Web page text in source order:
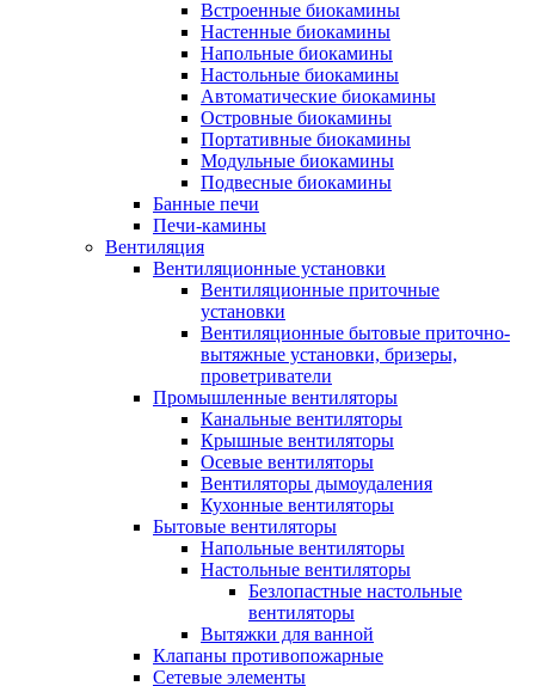
Встроенные биокамины
Настенные биокамины
Напольные биокамины
Настольные биокамины
Автоматические биокамины
Островные биокамины
Портативные биокамины
Модульные биокамины
Подвесные биокамины
Банные печи
Печи-камины
Вентиляция
Вентиляционные установки
Вентиляционные приточные
установки
Вентиляционные бытовые приточно-
вытяжные установки, бризеры,
проветриватели
Промышленные вентиляторы
Канальные вентиляторы
Крышные вентиляторы
Осевые вентиляторы
Вентиляторы дымоудаления
Кухонные вентиляторы
Бытовые вентиляторы
Напольные вентиляторы
Настольные вентиляторы
Безлопастные настольные
вентиляторы
Вытяжки для ванной
Клапаны противопожарные
Сетевые элементы